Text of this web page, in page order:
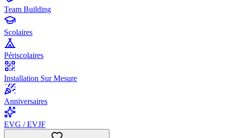
Team Building
Scolaires
Périscolaires
Installation Sur Mesure
Anniversaires
EVG / EVJF